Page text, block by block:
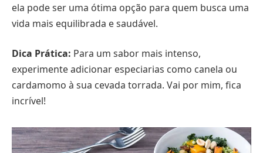
ela pode ser uma ótima opção para quem busca uma
vida mais equilibrada e saudável.
Dica Prática: Para um sabor mais intenso,
experimente adicionar especiarias como canela ou
cardamomo à sua cevada torrada. Vai por mim, fica
incrível!